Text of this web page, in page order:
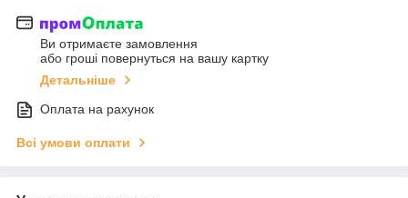
Ви отримаєте замовлення
або гроші повернуться на вашу картку
Детальніше
Оплата на рахунок
Всі умови оплати